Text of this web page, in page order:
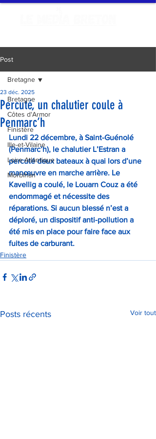
Post
Bretagne
Côtes d'Armor
Finistère
Ille-et-Vilaine
Loire Atlantique
Morbihan
Bretagne
Percuté, un chalutier coule à
Penmarc’h
23 déc. 2025
Lundi 22 décembre, à Saint-Guénolé
(Penmarc’h), le chalutier L’Estran a
percuté deux bateaux à quai lors d’une
manœuvre en marche arrière. Le
Kavellig a coulé, le Louarn Couz a été
endommagé et nécessite des
réparations. Si aucun blessé n’est a
déploré, un dispositif anti-pollution a
été mis en place pour faire face aux
fuites de carburant.
Finistère
Posts récents Voir tout